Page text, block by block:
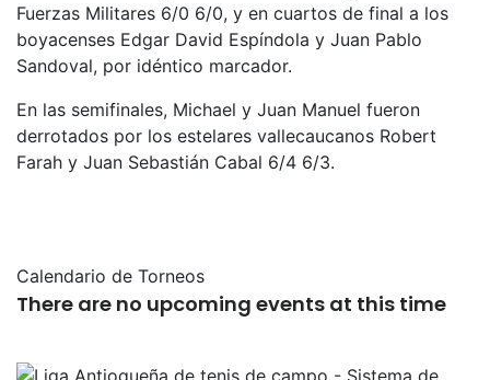
Fuerzas Militares 6/0 6/0, y en cuartos de final a los
boyacenses Edgar David Espíndola y Juan Pablo
Sandoval, por idéntico marcador.
En las semifinales, Michael y Juan Manuel fueron
derrotados por los estelares vallecaucanos Robert
Farah y Juan Sebastián Cabal 6/4 6/3.
Calendario de Torneos
There are no upcoming events at this time